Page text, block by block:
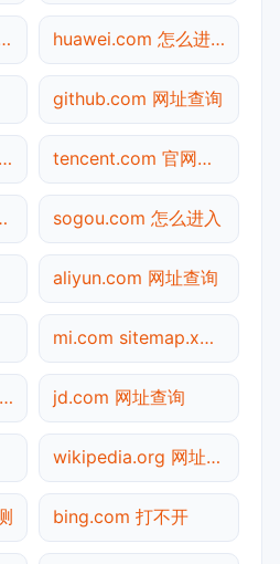
检测 huawei.com 怎么进入
github.com 网址查询
weibo.com robots.txt检测 tencent.com 官网入口
检测 sogou.com 怎么进入
aliyun.com 网址查询
mi.com sitemap.xml检测
huawei.com 官网入口 jd.com 网址查询
wikipedia.org 网址查询
bing.com 打不开